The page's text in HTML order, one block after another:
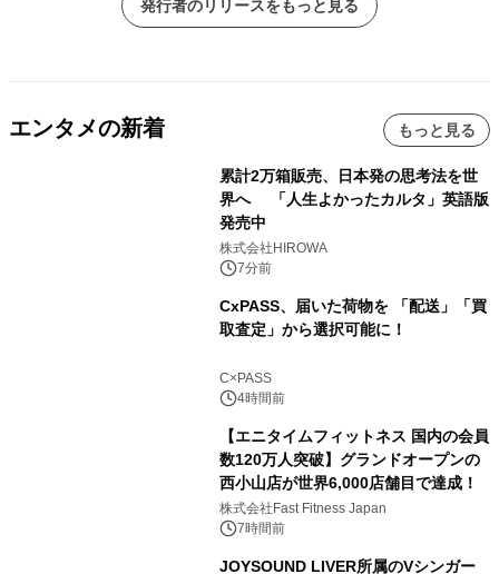
発行者のリリースをもっと見る
エンタメの新着 もっと見る
累計2万箱販売、日本発の思考法を世
界へ 「人生よかったカルタ」英語版
発売中
株式会社HIROWA
7分前
CxPASS、届いた荷物を 「配送」「買
取査定」から選択可能に！
C×PASS
4時間前
【エニタイムフィットネス 国内の会員
数120万人突破】グランドオープンの
西小山店が世界6,000店舗目で達成！
株式会社Fast Fitness Japan
7時間前
JOYSOUND LIVER所属のVシンガー